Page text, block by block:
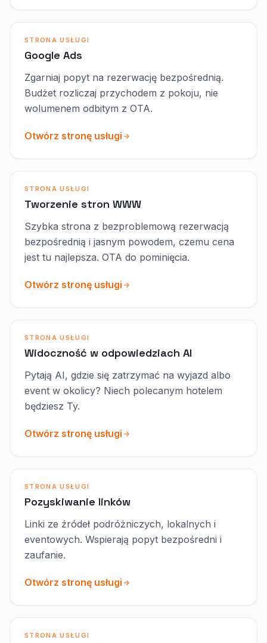
STRONA USŁUGI
Google Ads
Zgarniaj popyt na rezerwację bezpośrednią.
Budżet rozliczaj przychodem z pokoju, nie
wolumenem odbitym z OTA.
Otwórz stronę usługi
STRONA USŁUGI
Tworzenie stron WWW
Szybka strona z bezproblemową rezerwacją
bezpośrednią i jasnym powodem, czemu cena
jest tu najlepsza. OTA do pominięcia.
Otwórz stronę usługi
STRONA USŁUGI
Widoczność w odpowiedziach AI
Pytają AI, gdzie się zatrzymać na wyjazd albo
event w okolicy? Niech polecanym hotelem
będziesz Ty.
Otwórz stronę usługi
STRONA USŁUGI
Pozyskiwanie linków
Linki ze źródeł podróżniczych, lokalnych i
eventowych. Wspierają popyt bezpośredni i
zaufanie.
Otwórz stronę usługi
STRONA USŁUGI